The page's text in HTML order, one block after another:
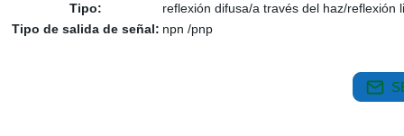
Tipo:
reflexión difusa/a través del haz/reflexión
Tipo de salida de señal: npn /pnp